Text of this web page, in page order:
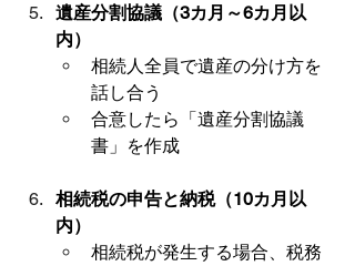
遺産分割協議（3カ月～6カ月以
内）
相続人全員で遺産の分け方を
話し合う
合意したら「遺産分割協議
書」を作成
相続税の申告と納税（10カ月以
内）
相続税が発生する場合、税務